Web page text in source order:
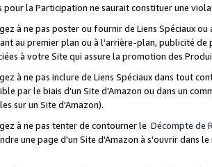
pour la Participation ne saurait constituer une
à ne pas poster ou fournir de Liens Spéciaux
au premier plan ou à l'arrière-plan, publicité
à votre Site qui assure la promotion des
à ne pas inclure de Liens Spéciaux dans tout
par le biais d'un Site d'Amazon ou dans un
sur un Site d'Amazon).
à ne pas tenter de contourner le Décompte de
une page d'un Site d'Amazon à s'ouvrir dans